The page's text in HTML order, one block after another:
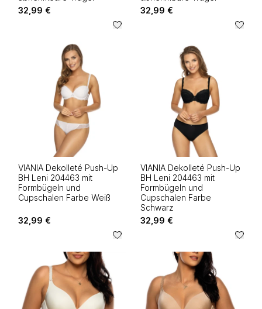
32,99 €
32,99 €
VIANIA Dekolleté Push-Up
BH Leni 204463 mit
Formbügeln und
Cupschalen Farbe Weiß
32,99 €
VIANIA Dekolleté Push-Up
BH Leni 204463 mit
Formbügeln und
Cupschalen Farbe
Schwarz
32,99 €